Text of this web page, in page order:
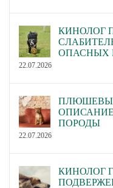
КИНОЛОГ
ОПАСНЫХ
22.07.2026
ПОРОДЫ
22.07.2026
КИНОЛОГ